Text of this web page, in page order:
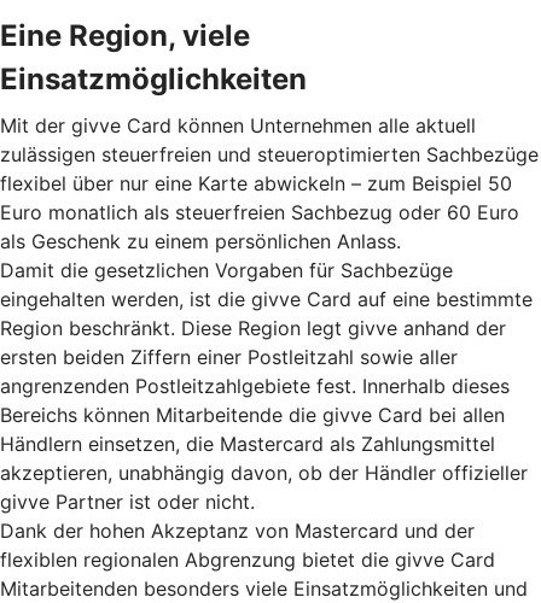
Eine Region, viele
Einsatzmöglichkeiten
Mit der givve Card können Unternehmen alle aktuell
zulässigen steuerfreien und steueroptimierten Sachbezüge
flexibel über nur eine Karte abwickeln – zum Beispiel 50
Euro monatlich als steuerfreien Sachbezug oder 60 Euro
als Geschenk zu einem persönlichen Anlass.
Damit die gesetzlichen Vorgaben für Sachbezüge
eingehalten werden, ist die givve Card auf eine bestimmte
Region beschränkt. Diese Region legt givve anhand der
ersten beiden Ziffern einer Postleitzahl sowie aller
angrenzenden Postleitzahlgebiete fest. Innerhalb dieses
Bereichs können Mitarbeitende die givve Card bei allen
Händlern einsetzen, die Mastercard als Zahlungsmittel
akzeptieren, unabhängig davon, ob der Händler offizieller
givve Partner ist oder nicht.
Dank der hohen Akzeptanz von Mastercard und der
flexiblen regionalen Abgrenzung bietet die givve Card
Mitarbeitenden besonders viele Einsatzmöglichkeiten und